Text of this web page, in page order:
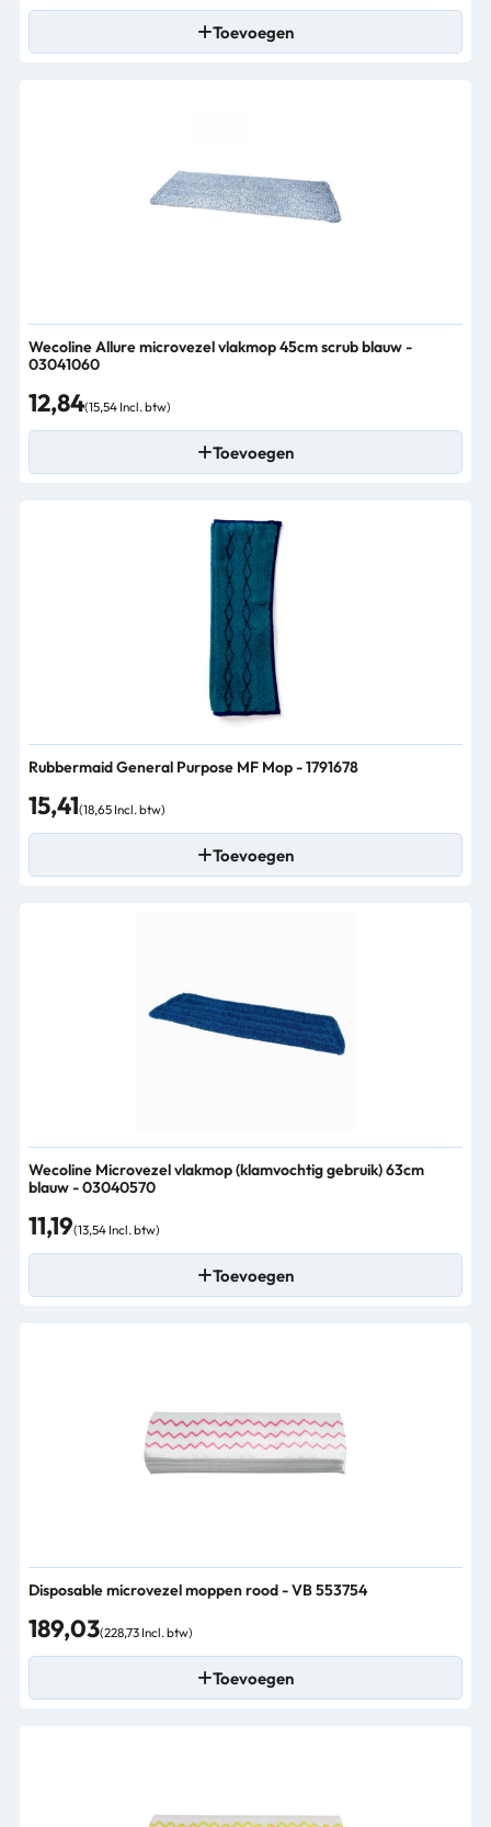
Toevoegen
Wecoline Allure microvezel vlakmop 45cm scrub blauw -
03041060
12,84(15,54 Incl. btw)
Toevoegen
Rubbermaid General Purpose MF Mop - 1791678
15,41(18,65 Incl. btw)
Toevoegen
Wecoline Microvezel vlakmop (klamvochtig gebruik) 63cm
blauw - 03040570
11,19(13,54 Incl. btw)
Toevoegen
Disposable microvezel moppen rood - VB 553754
189,03(228,73 Incl. btw)
Toevoegen